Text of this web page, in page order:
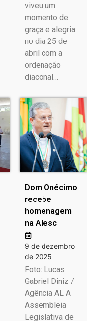
viveu um
momento de
graça e alegria
no dia 25 de
abril com a
ordenação
diaconal…
Dom Onécimo
recebe
homenagem
na Alesc
9 de dezembro
de 2025
Foto: Lucas
Gabriel Diniz /
Agência AL A
Assembleia
Legislativa de